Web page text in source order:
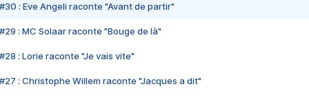
#30 : Eve Angeli raconte "Avant de partir"
#29 : MC Solaar raconte "Bouge de là"
#28 : Lorie raconte "Je vais vite"
#27 : Christophe Willem raconte "Jacques a dit"